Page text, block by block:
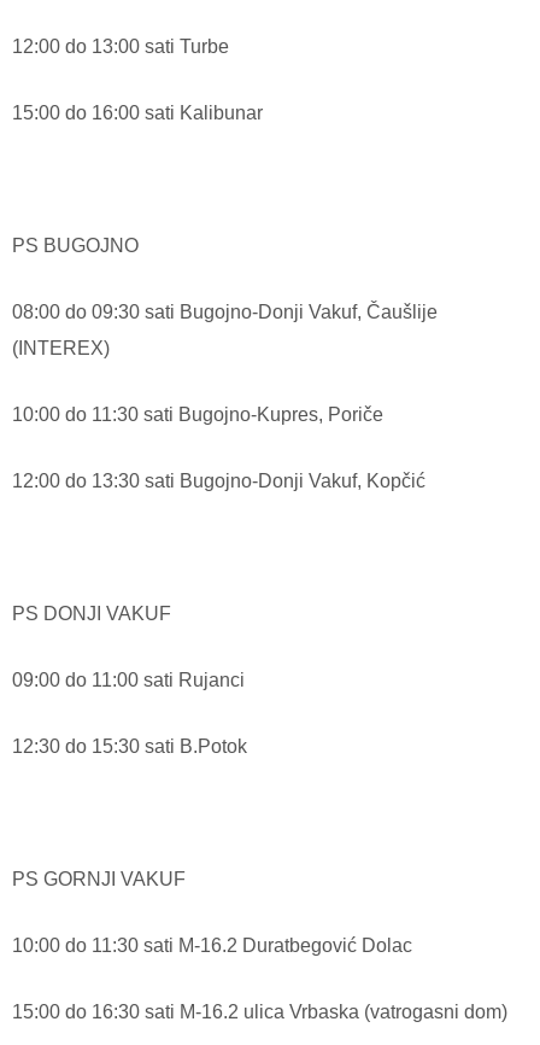
12:00 do 13:00 sati Turbe
15:00 do 16:00 sati Kalibunar
PS BUGOJNO
08:00 do 09:30 sati Bugojno-Donji Vakuf, Čaušlije
(INTEREX)
10:00 do 11:30 sati Bugojno-Kupres, Poriče
12:00 do 13:30 sati Bugojno-Donji Vakuf, Kopčić
PS DONJI VAKUF
09:00 do 11:00 sati Rujanci
12:30 do 15:30 sati B.Potok
PS GORNJI VAKUF
10:00 do 11:30 sati M-16.2 Duratbegović Dolac
15:00 do 16:30 sati M-16.2 ulica Vrbaska (vatrogasni dom)